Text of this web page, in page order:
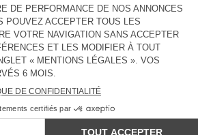
AJOUTER AU PANIER